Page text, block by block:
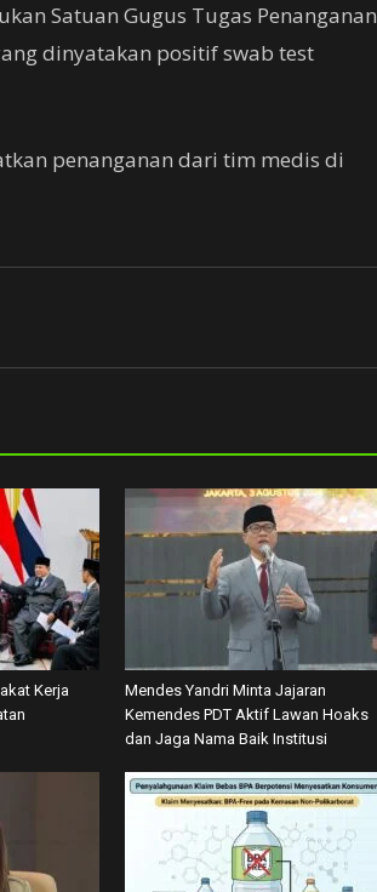
Satuan Gugus Tugas Penanganan
dinyatakan positif swab test
penanganan dari tim medis di
Kerja
Mendes Yandri Minta Jajaran
Kemendes PDT Aktif Lawan Hoaks
dan Jaga Nama Baik Institusi